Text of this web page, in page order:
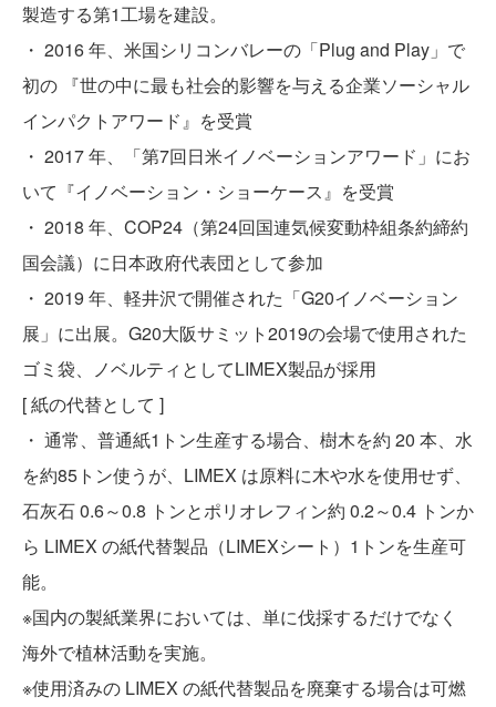
製造する第1工場を建設。
・ 2016 年、米国シリコンバレーの「Plug and Play」で
初の 『世の中に最も社会的影響を与える企業ソーシャル
インパクトアワード』を受賞
・ 2017 年、「第7回日米イノベーションアワード」にお
いて『イノベーション・ショーケース』を受賞
・ 2018 年、COP24（第24回国連気候変動枠組条約締約
国会議）に日本政府代表団として参加
・ 2019 年、軽井沢で開催された「G20イノベーション
展」に出展。G20大阪サミット2019の会場で使用された
ゴミ袋、ノベルティとしてLIMEX製品が採用
[ 紙の代替として ]
・ 通常、普通紙1トン生産する場合、樹木を約 20 本、水
を約85トン使うが、LIMEX は原料に木や水を使用せず、
石灰石 0.6～0.8 トンとポリオレフィン約 0.2～0.4 トンか
ら LIMEX の紙代替製品（LIMEXシート）1トンを生産可
能。
※国内の製紙業界においては、単に伐採するだけでなく
海外で植林活動を実施。
※使用済みの LIMEX の紙代替製品を廃棄する場合は可燃